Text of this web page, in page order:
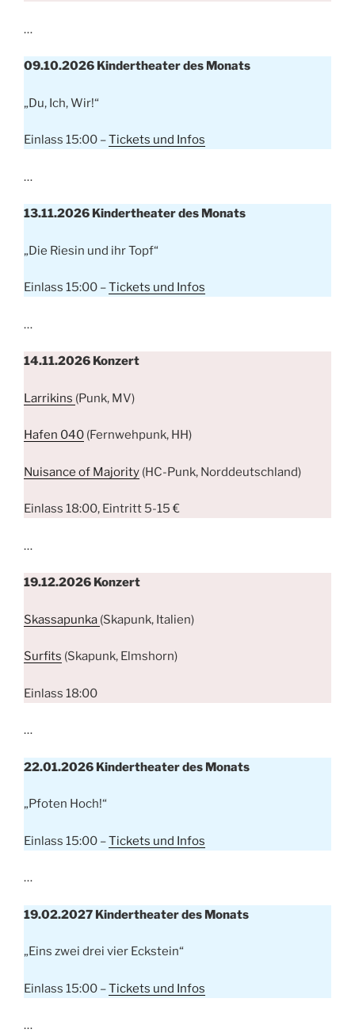
…
09.10.2026 Kindertheater des Monats
„Du, Ich, Wir!“
Einlass 15:00 –Tickets und Infos
…
13.11.2026 Kindertheater des Monats
„Die Riesin und ihr Topf“
Einlass 15:00 –Tickets und Infos
…
14.11.2026 Konzert
Larrikins (Punk, MV)
Hafen 040 (Fernwehpunk, HH)
Nuisance of Majority (HC-Punk, Norddeutschland)
Einlass 18:00, Eintritt 5-15 €
…
19.12.2026 Konzert
Skassapunka (Skapunk, Italien)
Surfits (Skapunk, Elmshorn)
Einlass 18:00
…
22.01.2026 Kindertheater des Monats
„Pfoten Hoch!“
Einlass 15:00 –Tickets und Infos
…
19.02.2027 Kindertheater des Monats
„Eins zwei drei vier Eckstein“
Einlass 15:00 –Tickets und Infos
…